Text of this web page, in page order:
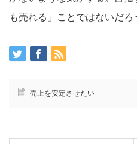
も売れる」ことではないだろ
売上を安定させたい